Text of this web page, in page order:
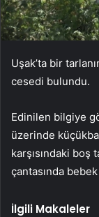
Uşak’ta bir
cesedi bulundu.
Edinilen bilgiye
üzerinde
karşısındaki boş
çantasında
İlgili Makaleler